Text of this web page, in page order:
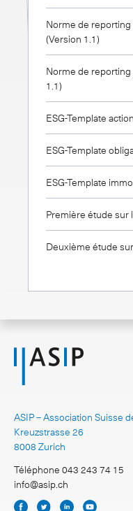
Norme de reporting
(Version 1.1)
Norme de reporting
1.1)
ESG-Template
ESG-Template
ESG-Template
Première étude sur
Deuxième étude
ASIP – Association Suisse
Kreuzstrasse 26
8008 Zurich
Téléphone 043 243 74 15
info@asip.ch